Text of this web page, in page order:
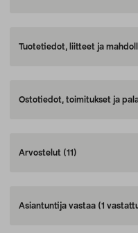
Tuotetiedot, liitteet ja
Ostotiedot, toimitukset ja
Arvostelut (11)
Asiantuntija vastaa (1